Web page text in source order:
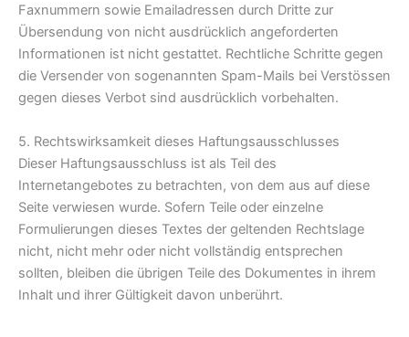
Faxnummern sowie Emailadressen durch Dritte zur
Übersendung von nicht ausdrücklich angeforderten
Informationen ist nicht gestattet. Rechtliche Schritte gegen
die Versender von sogenannten Spam-Mails bei Verstössen
gegen dieses Verbot sind ausdrücklich vorbehalten.
5. Rechtswirksamkeit dieses Haftungsausschlusses
Dieser Haftungsausschluss ist als Teil des
Internetangebotes zu betrachten, von dem aus auf diese
Seite verwiesen wurde. Sofern Teile oder einzelne
Formulierungen dieses Textes der geltenden Rechtslage
nicht, nicht mehr oder nicht vollständig entsprechen
sollten, bleiben die übrigen Teile des Dokumentes in ihrem
Inhalt und ihrer Gültigkeit davon unberührt.